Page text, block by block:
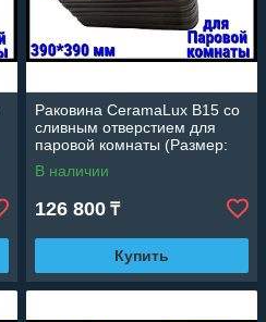
Раковина CeramaLux B15 со
сливным отверстием для
паровой комнаты (Размер:
390*390 мм)
В наличии
126 800 ₸
Купить